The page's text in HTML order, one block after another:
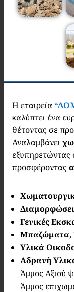
Η εταιρεία
καλύπτει ένα
θέτοντας σε
Αναλαμβάνει
προσφέροντας
Γενικές
Μπαζώματα,
Υλικά
Αδρανή
Άμμος Αξιού
Άμμος